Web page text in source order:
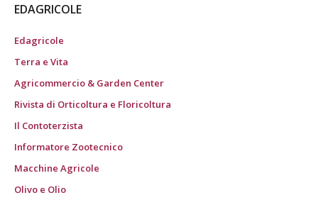
EDAGRICOLE
Edagricole
Terra e Vita
Agricommercio & Garden Center
Rivista di Orticoltura e Floricoltura
Il Contoterzista
Informatore Zootecnico
Macchine Agricole
Olivo e Olio